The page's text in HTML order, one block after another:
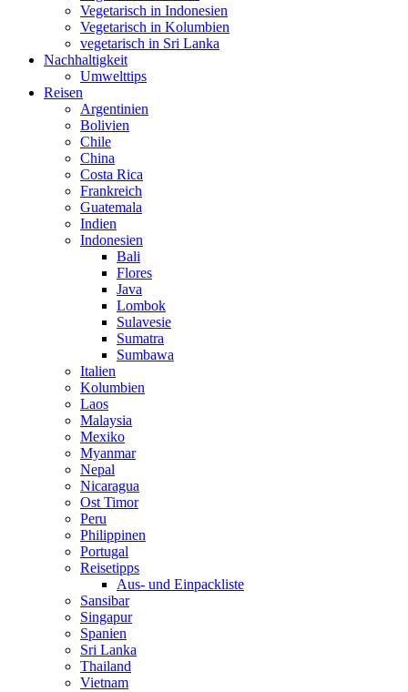
Vegetarisch in Indonesien
Vegetarisch in Kolumbien
vegetarisch in Sri Lanka
Nachhaltigkeit
Umwelttips
Reisen
Argentinien
Bolivien
Chile
China
Costa Rica
Frankreich
Guatemala
Indien
Indonesien
Bali
Flores
Java
Lombok
Sulavesie
Sumatra
Sumbawa
Italien
Kolumbien
Laos
Malaysia
Mexiko
Myanmar
Nepal
Nicaragua
Ost Timor
Peru
Philippinen
Portugal
Reisetipps
Aus- und Einpackliste
Sansibar
Singapur
Spanien
Sri Lanka
Thailand
Vietnam